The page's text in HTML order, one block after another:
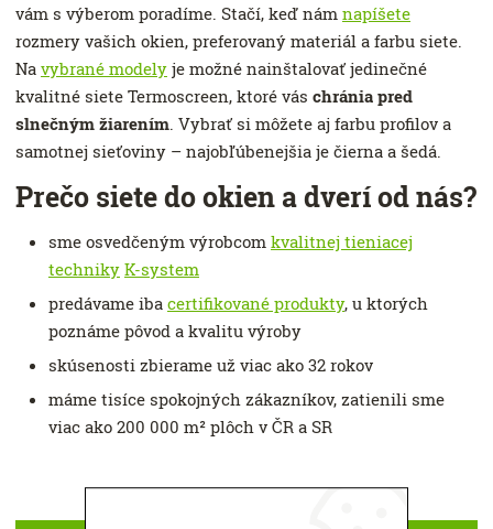
vám s výberom poradíme. Stačí, keď nám napíšete
rozmery vašich okien, preferovaný materiál a farbu siete.
Na vybrané modely je možné nainštalovať jedinečné
kvalitné siete Termoscreen, ktoré vás chránia pred
slnečným žiarením. Vybrať si môžete aj farbu profilov a
samotnej sieťoviny – najobľúbenejšia je čierna a šedá.
Prečo siete do okien a dverí od nás?
sme osvedčeným výrobcom kvalitnej tieniacej
techniky K-system
predávame iba certifikované produkty, u ktorých
poznáme pôvod a kvalitu výroby
skúsenosti zbierame už viac ako 32 rokov
máme tisíce spokojných zákazníkov, zatienili sme
viac ako 200 000 m² plôch v ČR a SR